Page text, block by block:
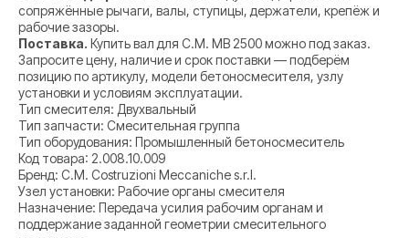
сопряжённые рычаги, валы, ступицы, держатели, крепёж и
рабочие зазоры.
Поставка. Купить вал для C.M. MB 2500 можно под заказ.
Запросите цену, наличие и срок поставки — подберём
позицию по артикулу, модели бетоносмесителя, узлу
установки и условиям эксплуатации.
Тип смесителя: Двухвальный
Тип запчасти: Смесительная группа
Тип оборудования: Промышленный бетоносмеситель
Код товара: 2.008.10.009
Бренд: C.M. Costruzioni Meccaniche s.r.l.
Узел установки: Рабочие органы смесителя
Назначение: Передача усилия рабочим органам и
поддержание заданной геометрии смесительного